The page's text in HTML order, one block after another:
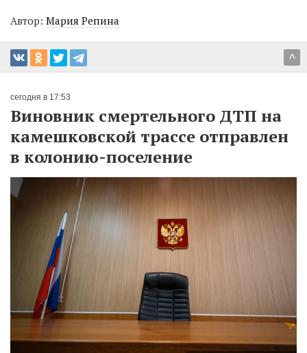
Автор: Мария Репина
^
сегодня в 17:53
Виновник смертельного ДТП на
камешковской трассе отправлен
в колонию-поселение